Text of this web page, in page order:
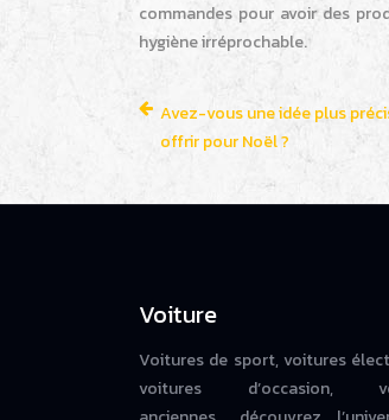
commandes pour avoir des
hygiène irréprochable.
Avez-vous une idée plus
offrir pour Noël ?
Voiture
Voitures de sport, voitures
voitures d’occasion,